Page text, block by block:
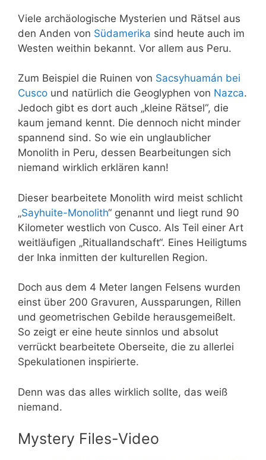
Viele archäologische Mysterien und Rätsel aus
den Anden von Südamerika sind heute auch im
Westen weithin bekannt. Vor allem aus Peru.
Zum Beispiel die Ruinen von Sacsyhuamán bei
Cusco und natürlich die Geoglyphen von Nazca.
Jedoch gibt es dort auch „kleine Rätsel“, die
kaum jemand kennt. Die dennoch nicht minder
spannend sind. So wie ein unglaublicher
Monolith in Peru, dessen Bearbeitungen sich
niemand wirklich erklären kann!
Dieser bearbeitete Monolith wird meist schlicht
„Sayhuite-Monolith“ genannt und liegt rund 90
Kilometer westlich von Cusco. Als Teil einer Art
weitläufigen „Rituallandschaft“. Eines Heiligtums
der Inka inmitten der kulturellen Region.
Doch aus dem 4 Meter langen Felsens wurden
einst über 200 Gravuren, Aussparungen, Rillen
und geometrischen Gebilde herausgemeißelt.
So zeigt er eine heute sinnlos und absolut
verrückt bearbeitete Oberseite, die zu allerlei
Spekulationen inspirierte.
Denn was das alles wirklich sollte, das weiß
niemand.
Mystery Files-Video